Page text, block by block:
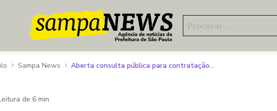
Sampa News Aberta consulta pública para contratação da Nova Paraisópolis; veja projeção
de 6 min